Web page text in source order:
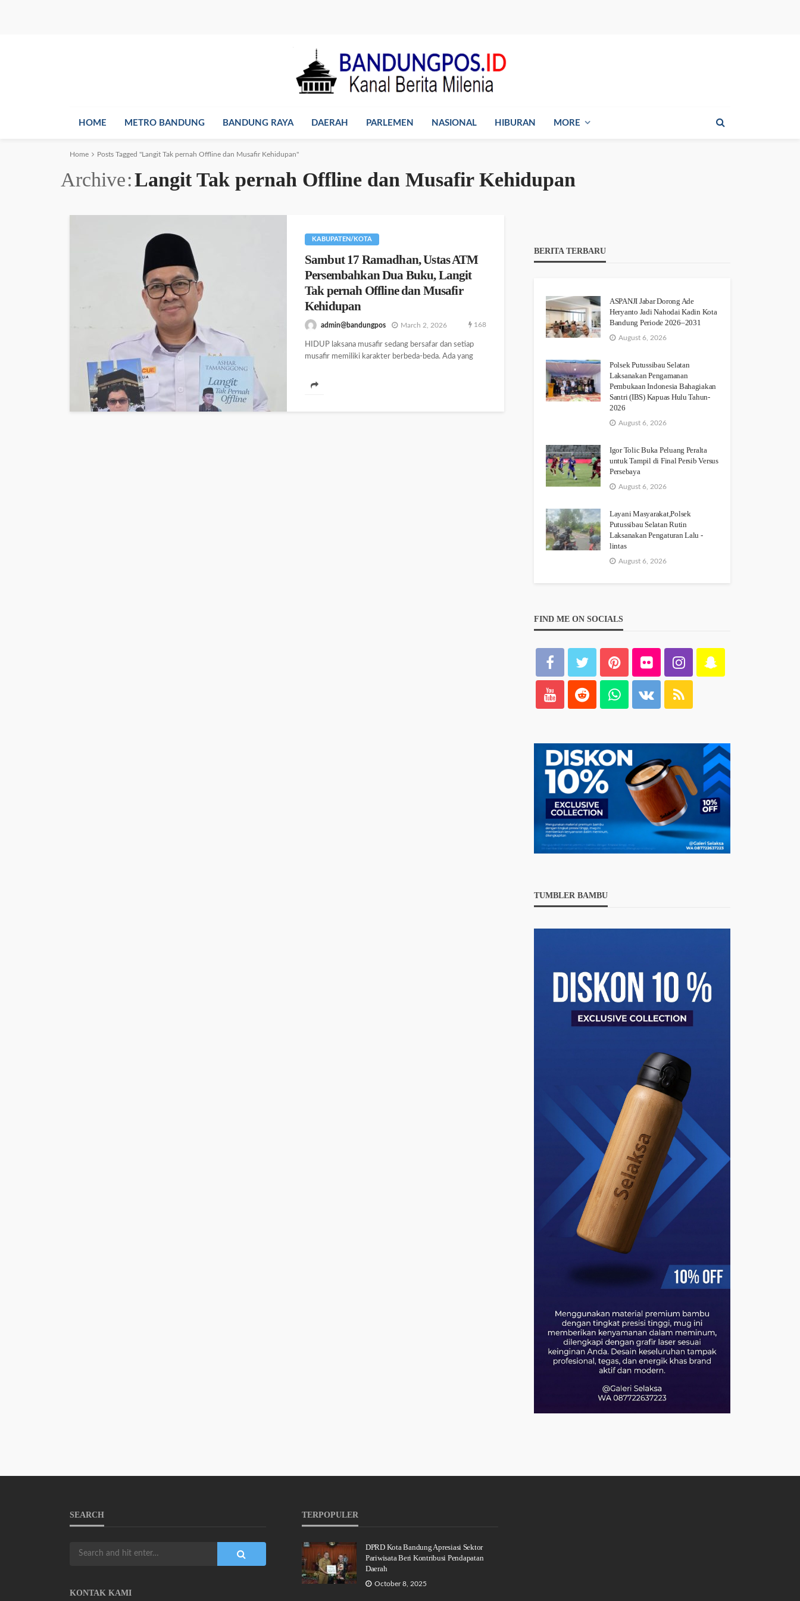
HOME METRO BANDUNG BANDUNG RAYA DAERAH PARLEMEN NASIONAL HIBURAN MORE
Home Posts Tagged "Langit Tak pernah Offline dan Musafir Kehidupan"
Archive Langit Tak pernah Offline dan Musafir Kehidupan
KABUPATEN/KOTA
Sambut 17 Ramadhan, Ustas ATM
Persembahkan Dua Buku, Langit
Tak pernah Offline dan Musafir
Kehidupan
admin@bandungpos March 2, 2026 168
HIDUP laksana musafir sedang bersafar dan setiap
musafir memiliki karakter berbeda-beda. Ada yang
BERITA TERBARU
ASPANJI Jabar Dorong Ade
Heryanto Jadi Nahodai Kadin Kota
Bandung Periode 2026–2031
August 6, 2026
Polsek Putussibau Selatan
Laksanakan Pengamanan
Pembukaan Indonesia Bahagiakan
Santri (IBS) Kapuas Hulu Tahun-
2026
August 6, 2026
Igor Tolic Buka Peluang Peralta
untuk Tampil di Final Persib Versus
Persebaya
August 6, 2026
Layani Masyarakat,Polsek
Putussibau Selatan Rutin
Laksanakan Pengaturan Lalu -
lintas
August 6, 2026
FIND ME ON SOCIALS
TUMBLER BAMBU
SEARCH
KONTAK KAMI
TERPOPULER
DPRD Kota Bandung Apresiasi Sektor
Pariwisata Beri Kontribusi Pendapatan
Daerah
October 8, 2025